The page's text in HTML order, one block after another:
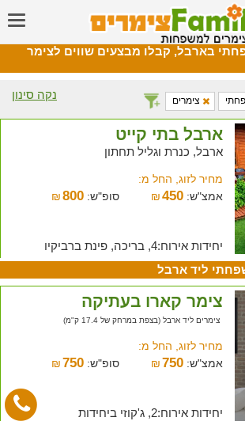
בארבל, קבלו מבצעים שווים לצימר
נקה סינון צימרים
ארבל בתי קייט
ארבל, כנרת וגליל תחתון
מחיר לזוג, החל מ:
אמצ"ש:
₪450 סופ"ש: ₪ 800
יחידות אירוח:4, בריכה, פינת ברביקיו
ליד ארבל
צימר קארו בעתיקה
צימרים ליד ארבל (בצפת במרחק של 17.4 ק"מ)
מחיר לזוג, החל מ:
אמצ"ש:
₪750 סופ"ש: ₪ 750
יחידות אירוח:2, ג'קוזי ביחידות